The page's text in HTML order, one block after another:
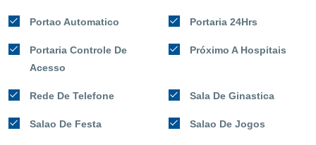
Portao Automatico Portaria 24Hrs
Portaria Controle De
Acesso
Próximo A Hospitais
Rede De Telefone Sala De Ginastica
Salao De Festa Salao De Jogos